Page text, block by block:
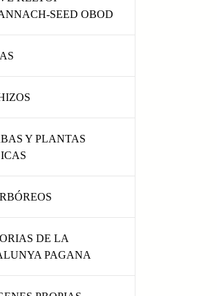
SEED OBOD
Y PLANTAS
DE LA
PAGANA